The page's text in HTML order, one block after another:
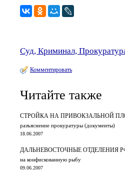
Суд, Криминал,
Комментировать
Читайте также
СТРОЙКА НА ПРИВОКЗАЛЬНОЙ
разъяснение прокуратуры (документы)
18.06.2007
ДАЛЬНЕВОСТОЧНЫЕ ОТДЕЛЕНИЯ
на конфискованную рыбу
09.06.2007